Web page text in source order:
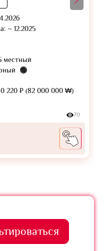
~ 12.2025
местный
220 ₽ (82 000 000 ₩)
70